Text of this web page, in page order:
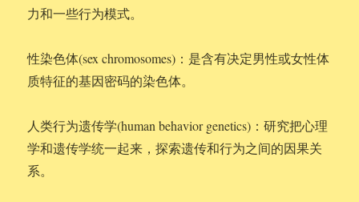
力和一些行为模式。
性染色体(sex chromosomes)：是含有决定男性或女性体
质特征的基因密码的染色体。
人类行为遗传学(human behavior genetics)：研究把心理
学和遗传学统一起来，探索遗传和行为之间的因果关
系。